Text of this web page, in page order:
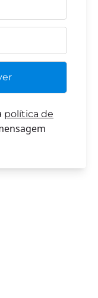
política de